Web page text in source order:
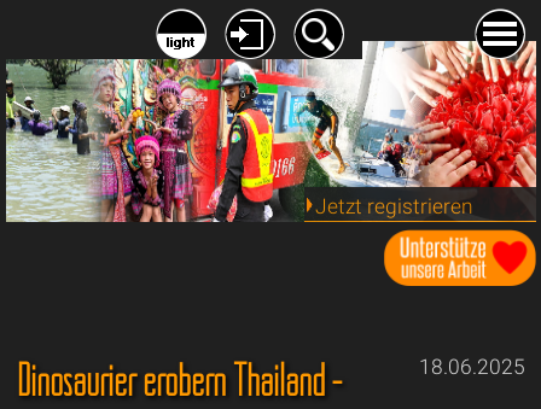
Jetzt registrieren
18.06.2025
Dinosaurier erobern Thailand -